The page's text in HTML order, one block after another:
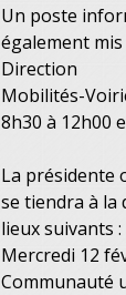
Un poste
également mis
Direction
Mobilités-
8h30 à 12h00
La présidente
se tiendra à la
lieux suivants :
Mercredi 12
Communauté